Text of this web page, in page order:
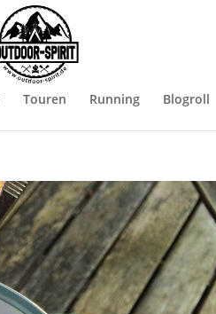
Touren Running Blogroll